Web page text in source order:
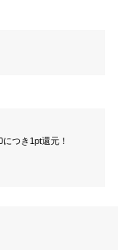
つき1pt還元！